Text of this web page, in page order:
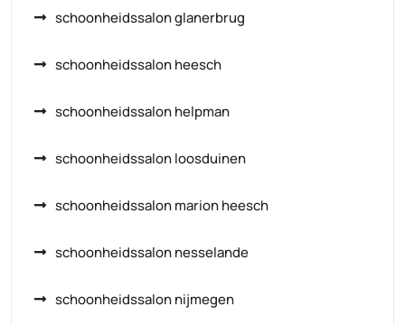
schoonheidssalon glanerbrug
schoonheidssalon heesch
schoonheidssalon helpman
schoonheidssalon loosduinen
schoonheidssalon marion heesch
schoonheidssalon nesselande
schoonheidssalon nijmegen